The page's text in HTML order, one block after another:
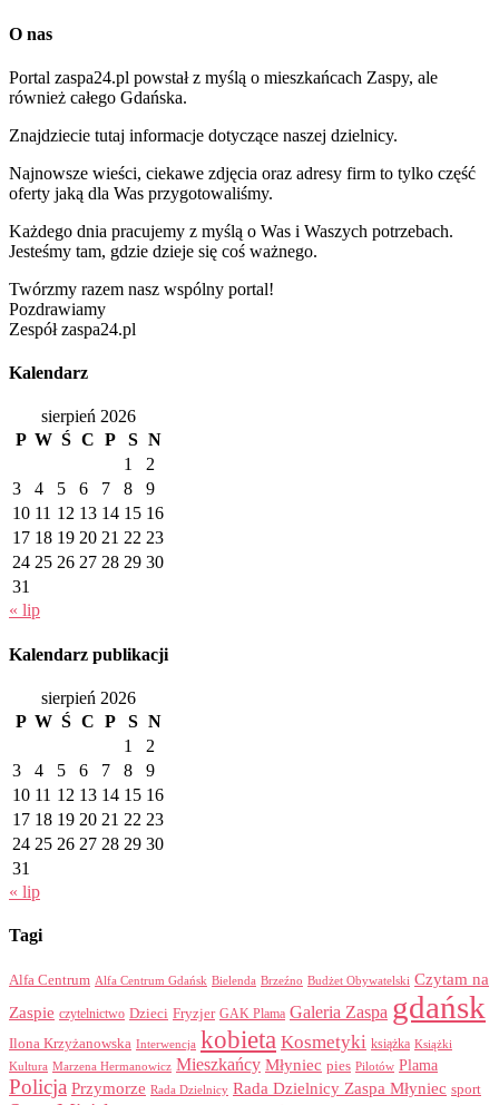
O nas
Portal zaspa24.pl powstał z myślą o mieszkańcach Zaspy, ale
również całego Gdańska.
Znajdziecie tutaj informacje dotyczące naszej dzielnicy.
Najnowsze wieści, ciekawe zdjęcia oraz adresy firm to tylko część
oferty jaką dla Was przygotowaliśmy.
Każdego dnia pracujemy z myślą o Was i Waszych potrzebach.
Jesteśmy tam, gdzie dzieje się coś ważnego.
Twórzmy razem nasz wspólny portal!
Pozdrawiamy
Zespół zaspa24.pl
Kalendarz
sierpień 2026
P W Ś C P S N
1
2
3
4 5 6 7 8
9
10 11 12 13 14 15 16
17 18 19 20 21 22 23
24 25 26 27 28 29 30
31
« lip
Kalendarz publikacji
sierpień 2026
P W Ś C P S N
1
2
3
4 5 6 7 8
9
10 11 12 13 14 15 16
17 18 19 20 21 22 23
24 25 26 27 28 29 30
31
« lip
Tagi
Alfa Centrum Alfa Centrum Gdańsk Bielenda Brzeźno Budżet Obywatelski Czytam na
Zaspie czytelnictwo Dzieci Fryzjer GAK Plama Galeria Zaspa gdańsk
Ilona Krzyżanowska Interwencja kobieta Kosmetyki książka Książki
Kultura Marzena Hermanowicz Mieszkańcy Młyniec pies Pilotów Plama
Policja Przymorze Rada Dzielnicy Rada Dzielnicy Zaspa Młyniec sport